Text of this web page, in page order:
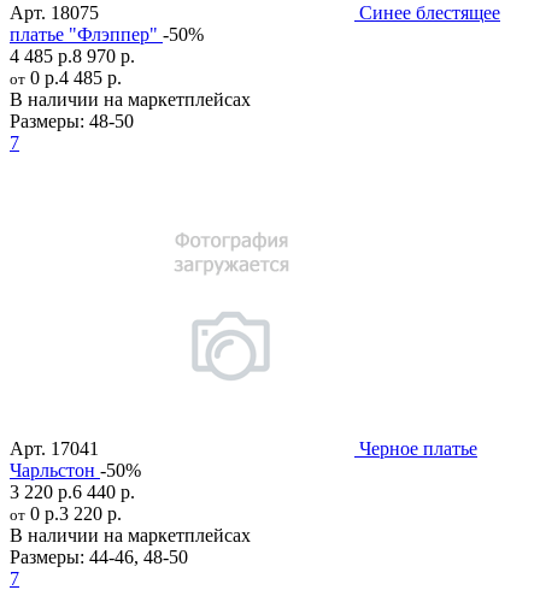
Арт. 18075
Синее блестящее
платье "Флэппер" -50%
4 485 р.8 970 р.
от 0 р.4 485 р.
В наличии на маркетплейсах
Размеры: 48-50
7
Арт. 17041
Черное платье
Чарльстон -50%
3 220 р.6 440 р.
от 0 р.3 220 р.
В наличии на маркетплейсах
Размеры: 44-46, 48-50
7